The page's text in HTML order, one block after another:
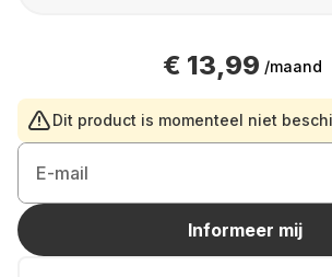
€ 13,99 /maand
Dit product is momenteel niet
E-mail
Informeer mij